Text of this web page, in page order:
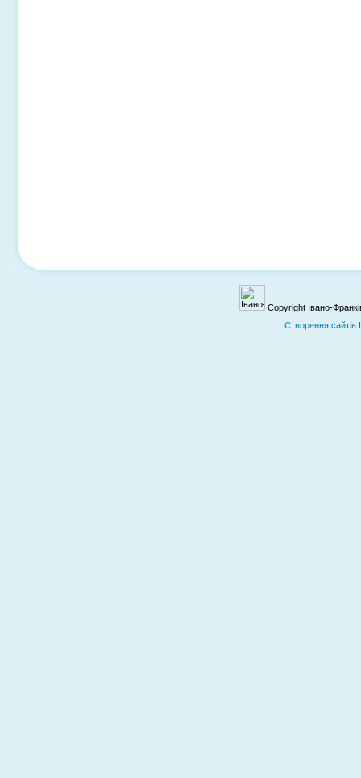
Copyright Івано-
Cтворення сайтів